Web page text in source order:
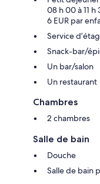
08 h 00 à 11
6 EUR par
Service
Snack-bar/
Un bar/salon
Un restaurant
Chambres
2 chambres
Salle de bain
Douche
Salle de bain